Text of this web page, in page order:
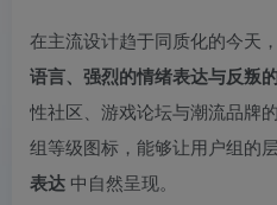
在主流设计趋于同质化的今天
语言、强烈的情绪表达与反叛
性社区、游戏论坛与潮流品牌
组等级图标，能够让用户组的
表达 中自然呈现。